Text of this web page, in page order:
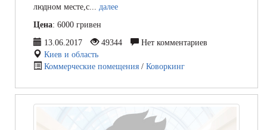
людном месте,с... далее
Цена: 6000 гривен
13.06.2017
49344
Нет комментариев
Киев и область
Коммерческие помещения / Коворкинг